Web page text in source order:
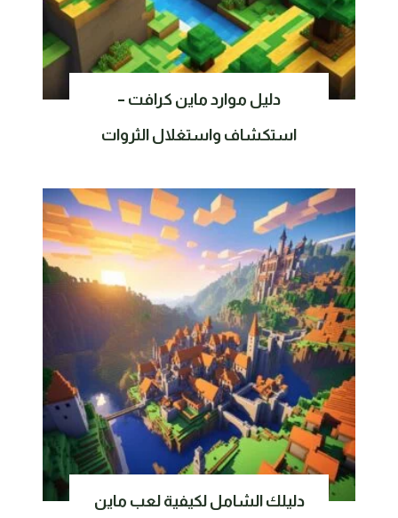
دليل موارد ماين كرافت –
استكشاف واستغلال الثروات
دليلك الشامل لكيفية لعب ماين